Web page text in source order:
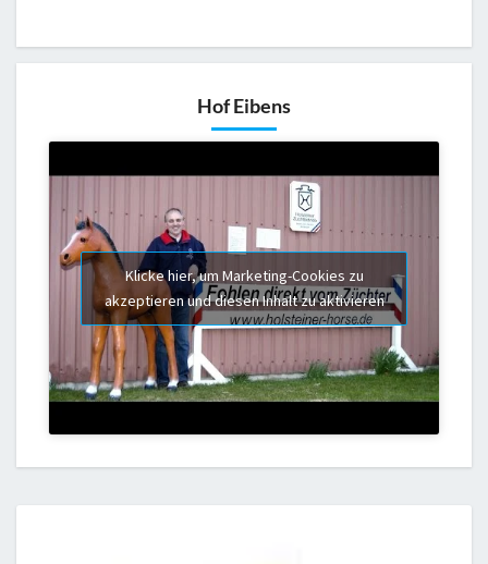
Hof Eibens
Klicke hier, um Marketing-Cookies zu
akzeptieren und diesen Inhalt zu aktivieren